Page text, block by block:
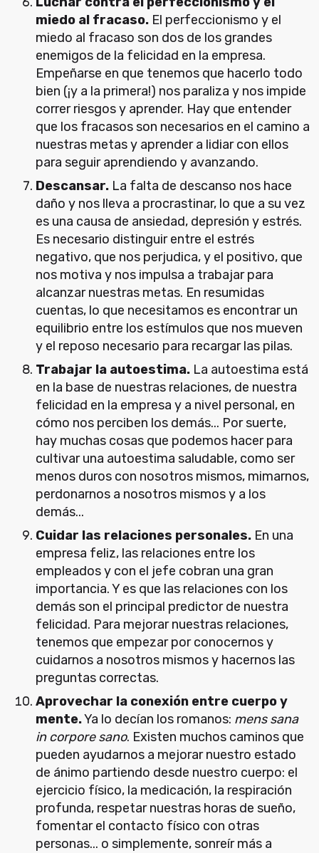
miedo al fracaso. El perfeccionismo y el
miedo al fracaso son dos de los grandes
enemigos de la felicidad en la empresa.
Empeñarse en que tenemos que hacerlo todo
bien (¡y a la primera!) nos paraliza y nos impide
correr riesgos y aprender. Hay que entender
que los fracasos son necesarios en el camino a
nuestras metas y aprender a lidiar con ellos
para seguir aprendiendo y avanzando.
Descansar.La falta de descanso nos hace
daño y nos lleva a procrastinar, lo que a su vez
es una causa de ansiedad, depresión y estrés.
Es necesario distinguir entre el estrés
negativo, que nos perjudica, y el positivo, que
nos motiva y nos impulsa a trabajar para
alcanzar nuestras metas. En resumidas
cuentas, lo que necesitamos es encontrar un
equilibrio entre los estímulos que nos mueven
y el reposo necesario para recargar las pilas.
Trabajar la autoestima.La autoestima está
en la base de nuestras relaciones, de nuestra
felicidad en la empresa y a nivel personal, en
cómo nos perciben los demás... Por suerte,
hay muchas cosas que podemos hacer para
cultivar una autoestima saludable, como ser
menos duros con nosotros mismos, mimarnos,
perdonarnos a nosotros mismos y a los
demás...
Cuidar las relaciones personales. En una
empresa feliz, las relaciones entre los
empleados y con el jefe cobran una gran
importancia. Y es que las relaciones con los
demás son el principal predictor de nuestra
felicidad. Para mejorar nuestras relaciones,
tenemos que empezar por conocernos y
cuidarnos a nosotros mismos y hacernos las
preguntas correctas.
Aprovechar la conexión entre cuerpo y
mente.Ya lo decían los romanos: mens sana
in corpore sano. Existen muchos caminos que
pueden ayudarnos a mejorar nuestro estado
de ánimo partiendo desde nuestro cuerpo: el
ejercicio físico, la medicación, la respiración
profunda, respetar nuestras horas de sueño,
fomentar el contacto físico con otras
personas... o simplemente, sonreír más a